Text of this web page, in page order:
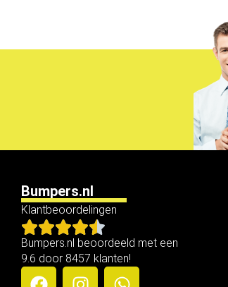
Bumpers.nl
Klantbeoordelingen
Bumpers.nl beoordeeld met een
9.6 door 8457 klanten!